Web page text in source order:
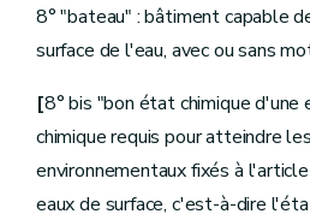
Art.D.159
Section
Art.D.160
Art.D.161
Art.D.162
Art.
Art.D.164
Art.D.165
8° "bateau" : bâtiment capable
surface de l'eau, avec ou sans
[8° bis "bon état chimique d'une
chimique requis pour atteindre
environnementaux fixés à
eaux de surface, c'est-à-dire